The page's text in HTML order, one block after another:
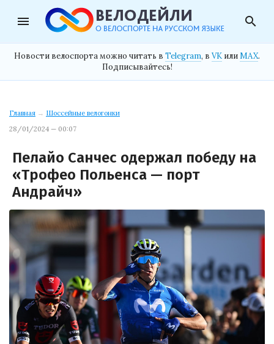
menu search
Новости велоспорта можно читать в Telegram, в VK илиMAX.
Подписывайтесь!
Главная → Шоссейные велогонки
28/01/2024 — 00:07
Пелайо Санчес одержал победу на
«Трофео Польенса — порт
Андрайч»